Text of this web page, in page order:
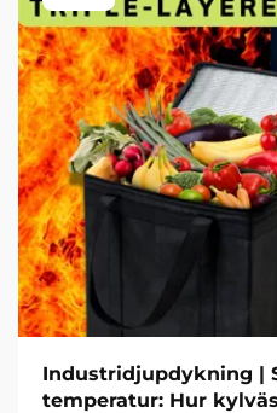
Industridjupdykning |
temperatur: Hur